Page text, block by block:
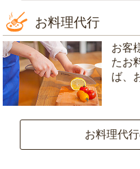
お料理代行
お客
たお
ば、
お料理代